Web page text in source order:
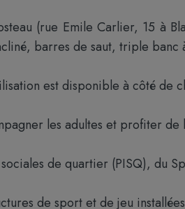
(rue Emile Carlier, 15 à
barres de saut, triple banc
est disponible à côté de
les adultes et profiter de
de quartier (PISQ), du
de sport et de jeu